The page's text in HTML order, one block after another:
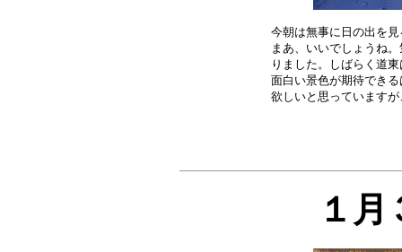
今朝は無事に日の出を
まあ、いいでしょうね
りました。しばらく道
面白い景色が期待でき
１